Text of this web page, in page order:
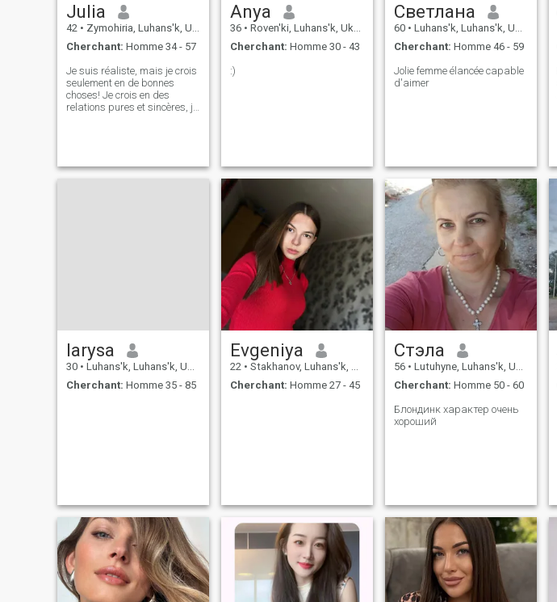
Julia
42 • Zymohiria, Luhans'k, Ukraine
Cherchant: Homme 34 - 57
Je suis réaliste, mais je crois
seulement en de bonnes
choses! Je crois en des
relations pures et sincères, je
pas parfaits, mais quand
NOUS SOMMES COUPLE,
Anya
36 • Roven'ki, Luhans'k, Ukraine
Cherchant: Homme 30 - 43
:)
Светлана
60 • Luhans'k, Luhans'k, Ukraine
Cherchant: Homme 46 - 59
Jolie femme élancée capable
d'aimer
larysa
30 • Luhans'k, Luhans'k, Ukraine
Cherchant: Homme 35 - 85
Evgeniya
22 • Stakhanov, Luhans'k, Ukraine
Cherchant: Homme 27 - 45
Стэла
56 • Lutuhyne, Luhans'k, Ukraine
Cherchant: Homme 50 - 60
Блондинк характер очень
хороший